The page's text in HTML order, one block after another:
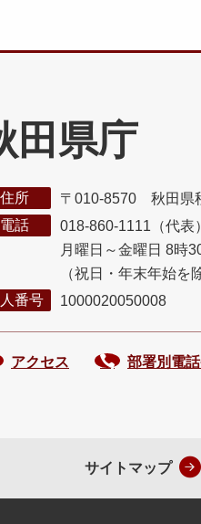
田県庁
住所
〒010-8570 秋田県
電話
018-860-1111（代表）
月曜日～金曜日 8時
（祝日・年末年始を
番号
1000020050008
アクセス 部署別電
サイトマップ